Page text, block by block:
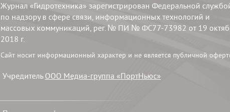
Журнал «Гидротехника» зарегистрирован Федеральной
по надзору в сфере связи, информационных технологий и
массовых коммуникаций, рег. № ПИ № ФС77-73982 от 19
2018 г.
Сайт носит информационный характер и не является публичной
Учредитель ООО Медиа-группа «ПортНьюс»